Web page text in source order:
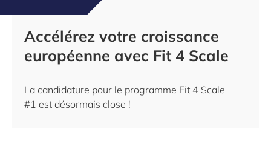
Accélérez votre croissance
européenne avec Fit 4 Scale
La candidature pour le programme Fit 4 Scale
#1 est désormais close !